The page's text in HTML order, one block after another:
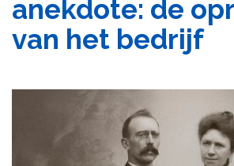
anekdote: de
van het bedrijf